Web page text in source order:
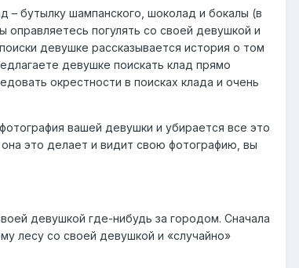
бутылку шампанского, шоколад и бокалы (в
погулять со своей девушкой и
девушке рассказывается история о том
девушке поискать клад прямо
окрестности в поисках клада и очень
вашей девушки и убирается все это
это делает и видит свою фотографию, вы
девушкой где-нибудь за городом. Сначала
лесу со своей девушкой и «случайно»